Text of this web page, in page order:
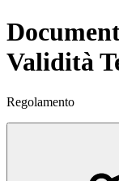
Validità
Regolamento